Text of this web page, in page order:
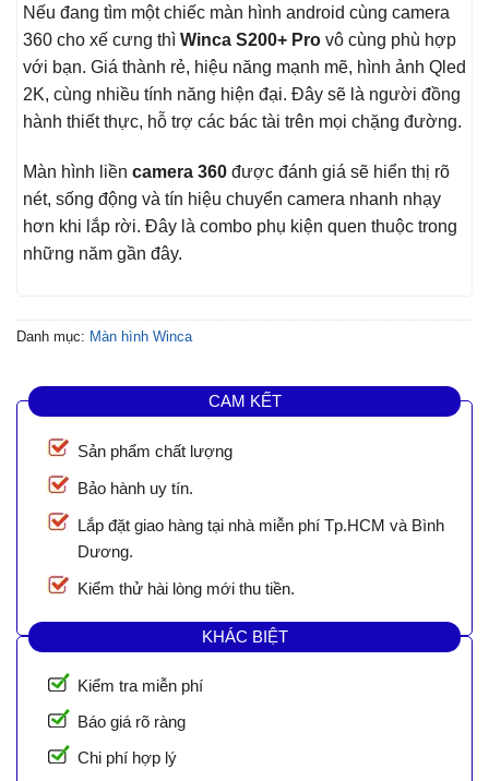
Nếu đang tìm một chiếc màn hình android cùng camera
360 cho xế cưng thì Winca S200+ Pro vô cùng phù hợp
với bạn. Giá thành rẻ, hiệu năng mạnh mẽ, hình ảnh Qled
2K, cùng nhiều tính năng hiện đại. Đây sẽ là người đồng
hành thiết thực, hỗ trợ các bác tài trên mọi chặng đường.
Màn hình liền camera 360 được đánh giá sẽ hiển thị rõ
nét, sống động và tín hiệu chuyển camera nhanh nhạy
hơn khi lắp rời. Đây là combo phụ kiện quen thuộc trong
những năm gần đây.
Danh mục: Màn hình Winca
CAM KẾT
Sản phẩm chất lượng
Bảo hành uy tín.
Lắp đặt giao hàng tại nhà miễn phí Tp.HCM và Bình
Dương.
Kiểm thử hài lòng mới thu tiền.
KHÁC BIỆT
Kiểm tra miễn phí
Báo giá rõ ràng
Chi phí hợp lý